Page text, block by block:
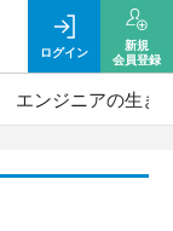
ログイン
新規
会員登録
エンジニアの生き